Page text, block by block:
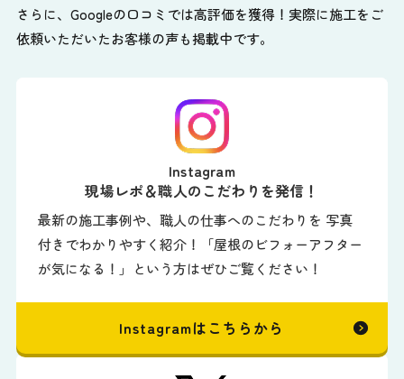
さらに、Googleの口コミでは高評価を獲得！実際に施工をご
依頼いただいたお客様の声も掲載中です。
Instagram
現場レポ＆職人のこだわりを発信！
最新の施工事例や、職人の仕事へのこだわりを 写真
付きでわかりやすく紹介！「屋根のビフォーアフター
が気になる！」という方はぜひご覧ください！
Instagramはこちらから